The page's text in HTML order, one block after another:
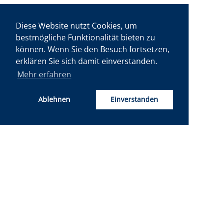
Diese Website nutzt Cookies, um
bestmögliche Funktionalität bieten zu
können. Wenn Sie den Besuch fortsetzen,
erklären Sie sich damit einverstanden.
Mehr erfahren
Ablehnen Einverstanden